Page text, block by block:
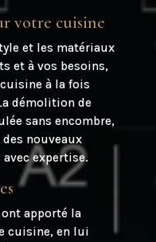
votre cuisine
et les matériaux
et à vos besoins,
à la fois
démolition de
sans encombre,
nouveaux
expertise.
apporté la
cuisine, en lui